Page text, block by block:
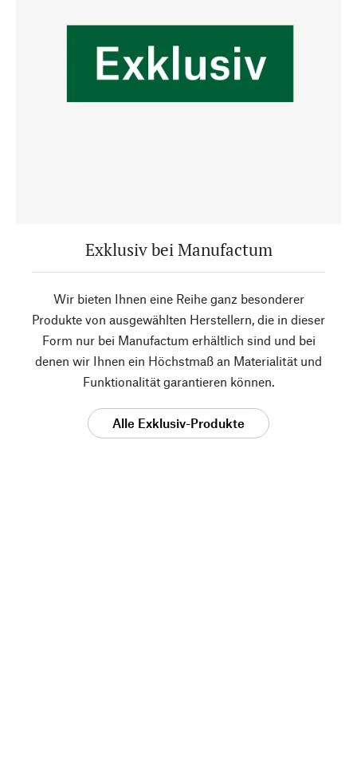
Exklusiv bei Manufactum
Wir bieten Ihnen eine Reihe ganz besonderer
Produkte von ausgewählten Herstellern, die in dieser
Form nur bei Manufactum erhältlich sind und bei
denen wir Ihnen ein Höchstmaß an Materialität und
Funktionalität garantieren können.
Alle Exklusiv-Produkte